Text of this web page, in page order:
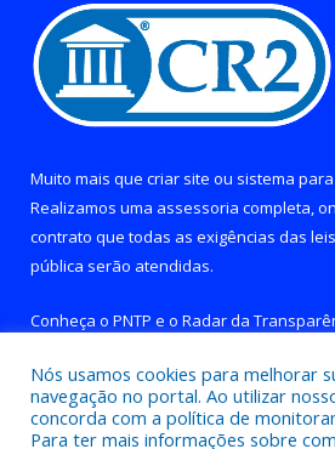
Muito mais que criar site ou sistema
Realizamos uma assessoria completa,
contrato que todas as exigências das
pública serão atendidas.
Conheça o PNTP e o Radar da
Nós usamos cookies para melhorar
navegação no portal. Ao utilizar
concorda com a política de
Para ter mais informações sobre